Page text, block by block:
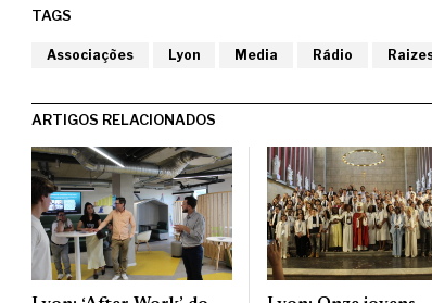
TAGS
Associações Lyon Media Rádio
ARTIGOS RELACIONADOS